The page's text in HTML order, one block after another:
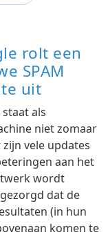
rolt een
SPAM
uit
als
niet zomaar
vele updates
aan het
wordt
dat de
(in hun
komen te